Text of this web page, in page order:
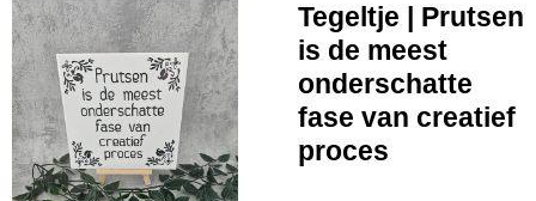
Tegeltje | Prutsen
is de meest
onderschatte
fase van creatief
proces